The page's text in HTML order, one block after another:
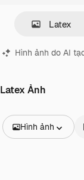
Hình ảnh do AI
Latex Ảnh
Hình ảnh